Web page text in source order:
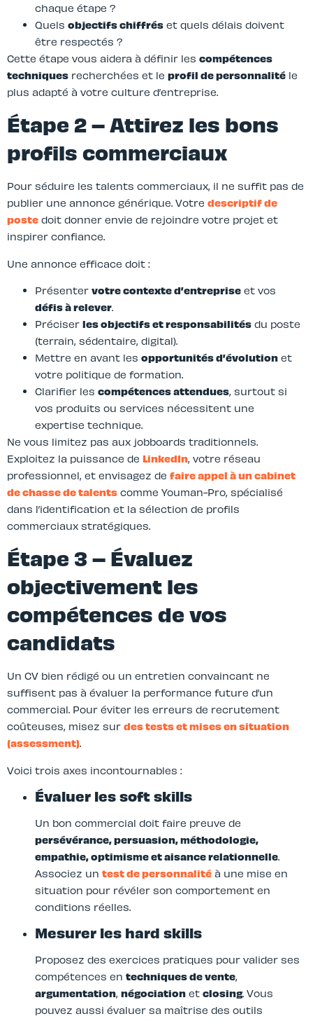
chaque étape ?
Quels objectifs chiffrés et quels délais doivent
être respectés ?
Cette étape vous aidera à définir les compétences
techniques recherchées et le profil de personnalité le
plus adapté à votre culture d’entreprise.
Étape 2 – Attirez les bons
profils commerciaux
Pour séduire les talents commerciaux, il ne suffit pas de
publier une annonce générique. Votre descriptif de
poste doit donner envie de rejoindre votre projet et
inspirer confiance.
Une annonce efficace doit :
Présenter votre contexte d’entreprise et vos
défis à relever.
Préciser les objectifs et responsabilités du poste
(terrain, sédentaire, digital).
Mettre en avant les opportunités d’évolution et
votre politique de formation.
Clarifier les compétences attendues, surtout si
vos produits ou services nécessitent une
expertise technique.
Ne vous limitez pas aux jobboards traditionnels.
Exploitez la puissance de LinkedIn, votre réseau
professionnel, et envisagez de faire appel à un cabinet
de chasse de talents comme Youman-Pro, spécialisé
dans l’identification et la sélection de profils
commerciaux stratégiques.
Étape 3 – Évaluez
objectivement les
compétences de vos
candidats
Un CV bien rédigé ou un entretien convaincant ne
suffisent pas à évaluer la performance future d’un
commercial. Pour éviter les erreurs de recrutement
coûteuses, misez sur des tests et mises en situation
(assessment).
Voici trois axes incontournables :
Évaluer les soft skills
Un bon commercial doit faire preuve de
persévérance, persuasion, méthodologie,
empathie, optimisme et aisance relationnelle.
Associez un test de personnalité à une mise en
situation pour révéler son comportement en
conditions réelles.
Mesurer les hard skills
Proposez des exercices pratiques pour valider ses
compétences en techniques de vente,
argumentation, négociation et closing. Vous
pouvez aussi évaluer sa maîtrise des outils